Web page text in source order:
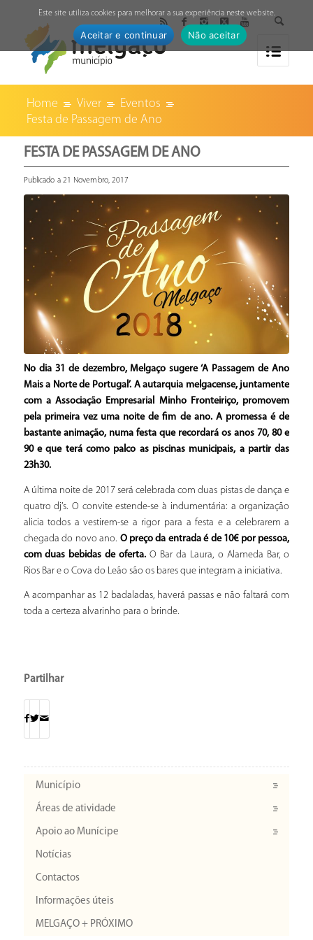
Home Viver
Eventos
Festa de Passagem de Ano
FESTA DE PASSAGEM DE ANO
Publicado a 21 Novembro, 2017
No dia 31 de dezembro, Melgaço sugere ‘A Passagem de Ano
Mais a Norte de Portugal’. A autarquia melgacense, juntamente
com a Associação Empresarial Minho Fronteiriço, promovem
pela primeira vez uma noite de fim de ano. A promessa é de
bastante animação, numa festa que recordará os anos 70, 80 e
90 e que terá como palco as piscinas municipais, a partir das
23h30.
A última noite de 2017 será celebrada com duas pistas de dança e
quatro dj’s. O convite estende-se à indumentária: a organização
alicia todos a vestirem-se a rigor para a festa e a celebrarem a
chegada do novo ano. O preço da entrada é de 10€ por pessoa,
com duas bebidas de oferta. O Bar da Laura, o Alameda Bar, o
Rios Bar e o Cova do Leão são os bares que integram a iniciativa.
A acompanhar as 12 badaladas, haverá passas e não faltará com
toda a certeza alvarinho para o brinde.
Partilhar
Município
Áreas de atividade
Apoio ao Munícipe
Notícias
Contactos
Informações úteis
MELGAÇO + PRÓXIMO
Este site utiliza cookies para melhorar a sua experiência neste website.
Aceitar e continuar Não aceitar